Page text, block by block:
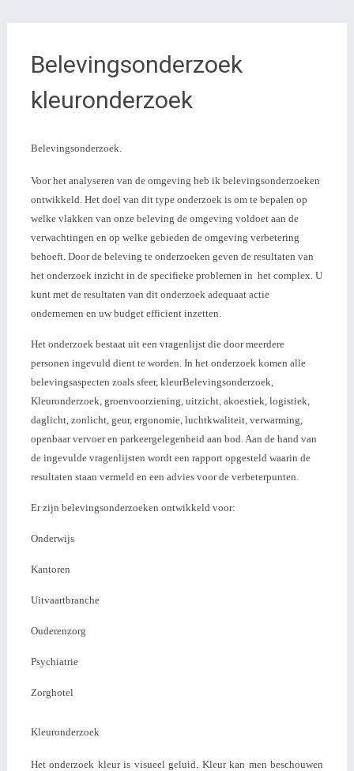
Belevingsonderzoek
kleuronderzoek
Belevingsonderzoek.
Voor het analyseren van de omgeving heb ik belevingsonderzoeken
ontwikkeld. Het doel van dit type onderzoek is om te bepalen op
welke vlakken van onze beleving de omgeving voldoet aan de
verwachtingen en op welke gebieden de omgeving verbetering
behoeft. Door de beleving te onderzoeken geven de resultaten van
het onderzoek inzicht in de specifieke problemen in het complex. U
kunt met de resultaten van dit onderzoek adequaat actie
ondernemen en uw budget efficient inzetten.
Het onderzoek bestaat uit een vragenlijst die door meerdere
personen ingevuld dient te worden. In het onderzoek komen alle
belevingsaspecten zoals sfeer, kleurBelevingsonderzoek,
Kleuronderzoek, groenvoorziening, uitzicht, akoestiek, logistiek,
daglicht, zonlicht, geur, ergonomie, luchtkwaliteit, verwarming,
openbaar vervoer en parkeergelegenheid aan bod. Aan de hand van
de ingevulde vragenlijsten wordt een rapport opgesteld waarin de
resultaten staan vermeld en een advies voor de verbeterpunten.
Er zijn belevingsonderzoeken ontwikkeld voor:
Onderwijs
Kantoren
Uitvaartbranche
Ouderenzorg
Psychiatrie
Zorghotel
Kleuronderzoek
Het onderzoek kleur is visueel geluid. Kleur kan men beschouwen